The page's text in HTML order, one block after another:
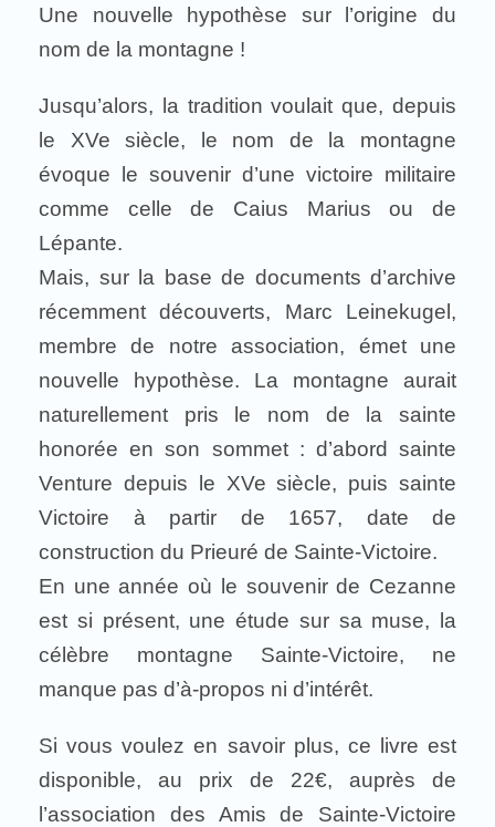
Une nouvelle hypothèse sur l’origine du
nom de la montagne !
Jusqu’alors, la tradition voulait que, depuis
le XVe siècle, le nom de la montagne
évoque le souvenir d’une victoire militaire
comme celle de Caius Marius ou de
Lépante.
Mais, sur la base de documents d’archive
récemment découverts, Marc Leinekugel,
membre de notre association, émet une
nouvelle hypothèse. La montagne aurait
naturellement pris le nom de la sainte
honorée en son sommet : d’abord sainte
Venture depuis le XVe siècle, puis sainte
Victoire à partir de 1657, date de
construction du Prieuré de Sainte-Victoire.
En une année où le souvenir de Cezanne
est si présent, une étude sur sa muse, la
célèbre montagne Sainte-Victoire, ne
manque pas d’à-propos ni d’intérêt.
Si vous voulez en savoir plus, ce livre est
disponible, au prix de 22€, auprès de
l’association des Amis de Sainte-Victoire